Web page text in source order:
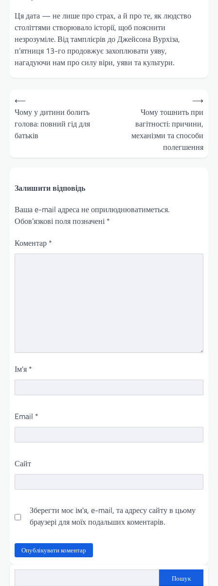
Ця дата — не лише про страх, а й про те, як людство
століттями створювало історії, щоб пояснити
незрозуміле. Від тамплієрів до Джейсона Вурхіза,
п’ятниця 13-го продовжує захоплювати уяву,
нагадуючи нам про силу віри, уяви та культури.
Навігація
записів
⟵
Чому у дитини болить
голова: повний гід для
батьків
Чому тошнить при
вагітності: причини,
механізми та способи
полегшення
⟶
Залишити відповідь
Ваша e-mail адреса не оприлюднюватиметься.
Обов’язкові поля позначені *
Коментар *
Ім'я *
Email *
Сайт
Зберегти моє ім'я, e-mail, та адресу сайту в цьому
браузері для моїх подальших коментарів.
Пошук